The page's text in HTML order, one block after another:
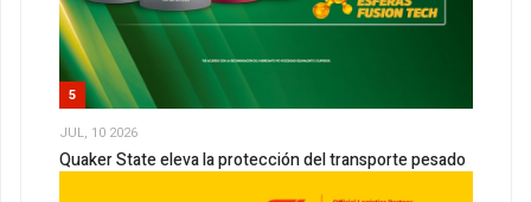
5
JUL, 10 2026
Quaker State eleva la protección del transporte pesado